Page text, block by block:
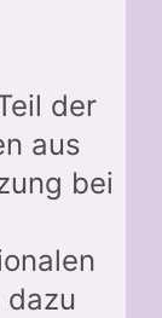
der
aus
bei
dazu